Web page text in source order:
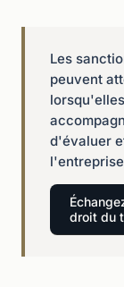
Les
peuvent
d'évaluer
droit du